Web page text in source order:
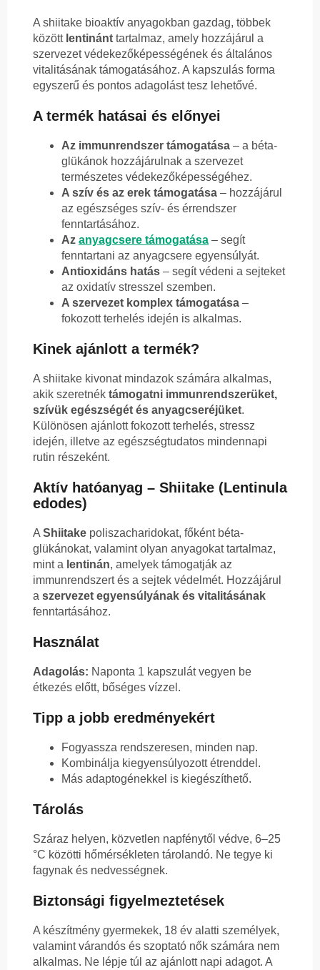
A shiitake bioaktív anyagokban gazdag, többek
között lentinánt tartalmaz, amely hozzájárul a
szervezet védekezőképességének és általános
vitalitásának támogatásához. A kapszulás forma
egyszerű és pontos adagolást tesz lehetővé.
A termék hatásai és előnyei
Az immunrendszer támogatása – a béta-
glükánok hozzájárulnak a szervezet
természetes védekezőképességéhez.
A szív és az erek támogatása – hozzájárul
az egészséges szív- és érrendszer
fenntartásához.
Az anyagcsere támogatása – segít
fenntartani az anyagcsere egyensúlyát.
Antioxidáns hatás – segít védeni a sejteket
az oxidatív stresszel szemben.
A szervezet komplex támogatása –
fokozott terhelés idején is alkalmas.
Kinek ajánlott a termék?
A shiitake kivonat mindazok számára alkalmas,
akik szeretnék támogatni immunrendszerüket,
szívük egészségét és anyagcseréjüket.
Különösen ajánlott fokozott terhelés, stressz
idején, illetve az egészségtudatos mindennapi
rutin részeként.
Aktív hatóanyag – Shiitake (Lentinula
edodes)
A Shiitake poliszacharidokat, főként béta-
glükánokat, valamint olyan anyagokat tartalmaz,
mint a lentinán, amelyek támogatják az
immunrendszert és a sejtek védelmét. Hozzájárul
a szervezet egyensúlyának és vitalitásának
fenntartásához.
Használat
Adagolás: Naponta 1 kapszulát vegyen be
étkezés előtt, bőséges vízzel.
Tipp a jobb eredményekért
Fogyassza rendszeresen, minden nap.
Kombinálja kiegyensúlyozott étrenddel.
Más adaptogénekkel is kiegészíthető.
Tárolás
Száraz helyen, közvetlen napfénytől védve, 6–25
°C közötti hőmérsékleten tárolandó. Ne tegye ki
fagynak és nedvességnek.
Biztonsági figyelmeztetések
A készítmény gyermekek, 18 év alatti személyek,
valamint várandós és szoptató nők számára nem
alkalmas. Ne lépje túl az ajánlott napi adagot. A